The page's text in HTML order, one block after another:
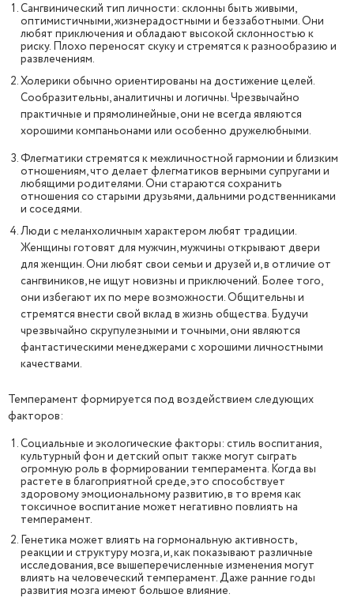
Сангвинический тип личности: склонны быть живыми,
оптимистичными, жизнерадостными и беззаботными. Они
любят приключения и обладают высокой склонностью к
риску. Плохо переносят скуку и стремятся к разнообразию и
развлечениям.
Холерики обычно ориентированы на достижение целей.
Сообразительны, аналитичны и логичны. Чрезвычайно
практичные и прямолинейные, они не всегда являются
хорошими компаньонами или особенно дружелюбными.
Флегматики стремятся к межличностной гармонии и близким
отношениям, что делает флегматиков верными супругами и
любящими родителями. Они стараются сохранить
отношения со старыми друзьями, дальними родственниками
и соседями.
Люди с меланхоличным характером любят традиции.
Женщины готовят для мужчин, мужчины открывают двери
для женщин. Они любят свои семьи и друзей и, в отличие от
сангвиников, не ищут новизны и приключений. Более того,
они избегают их по мере возможности. Общительны и
стремятся внести свой вклад в жизнь общества. Будучи
чрезвычайно скрупулезными и точными, они являются
фантастическими менеджерами с хорошими личностными
качествами.
Темперамент формируется под воздействием следующих
факторов:
Социальные и экологические факторы: стиль воспитания,
культурный фон и детский опыт также могут сыграть
огромную роль в формировании темперамента. Когда вы
растете в благоприятной среде, это способствует
здоровому эмоциональному развитию, в то время как
токсичное воспитание может негативно повлиять на
темперамент.
Генетика может влиять на гормональную активность,
реакции и структуру мозга, и, как показывают различные
исследования, все вышеперечисленные изменения могут
влиять на человеческий темперамент. Даже ранние годы
развития мозга имеют большое влияние.